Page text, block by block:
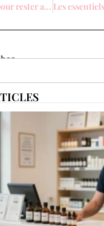
Trois accessoires pour rester au chaud en hiver